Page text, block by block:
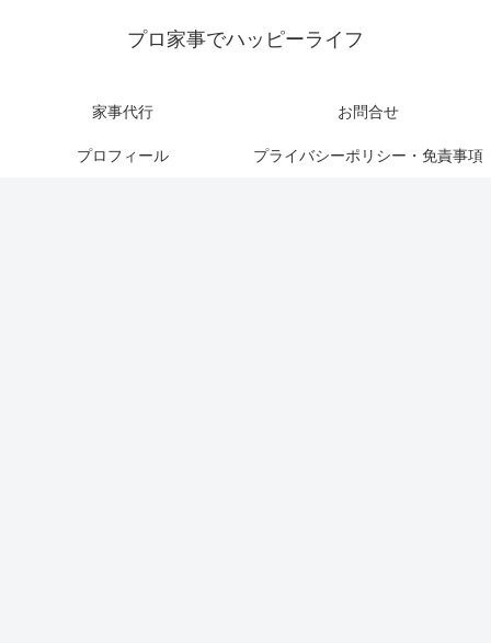
プロ家事でハッピーライフ
家事代行 お問合せ
プロフィール プライバシーポリシー・免責事項